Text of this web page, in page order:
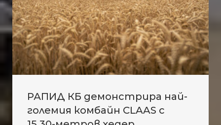
РАПИД КБ демонстрира най-
големия комбайн CLAAS с